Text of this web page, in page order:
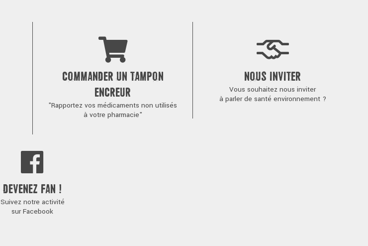
COMMANDER UN TAMPON
ENCREUR
"Rapportez vos médicaments non utilisés
à votre pharmacie"
NOUS INVITER
Vous souhaitez nous inviter
à parler de santé environnement ?
DEVENEZ FAN !
Suivez notre activité
sur Facebook